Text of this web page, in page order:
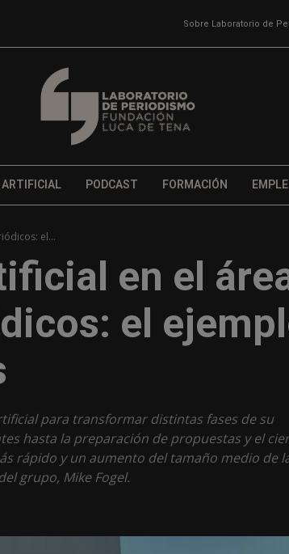
Sobre Laboratorio de
ARTIFICIAL PODCAST FORMACIÓN
el...
en el
el
para transformar distintas fases de su
hasta la preparación de propuestas y el
rápido y un aumento del tamaño medio de
grupo, Mike Fogel.